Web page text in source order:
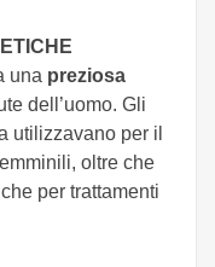
una preziosa
dell’uomo. Gli
utilizzavano per il
oltre che
per trattamenti